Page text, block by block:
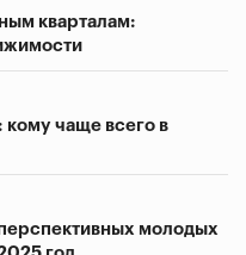
кварталам:
кому чаще всего в
молодых